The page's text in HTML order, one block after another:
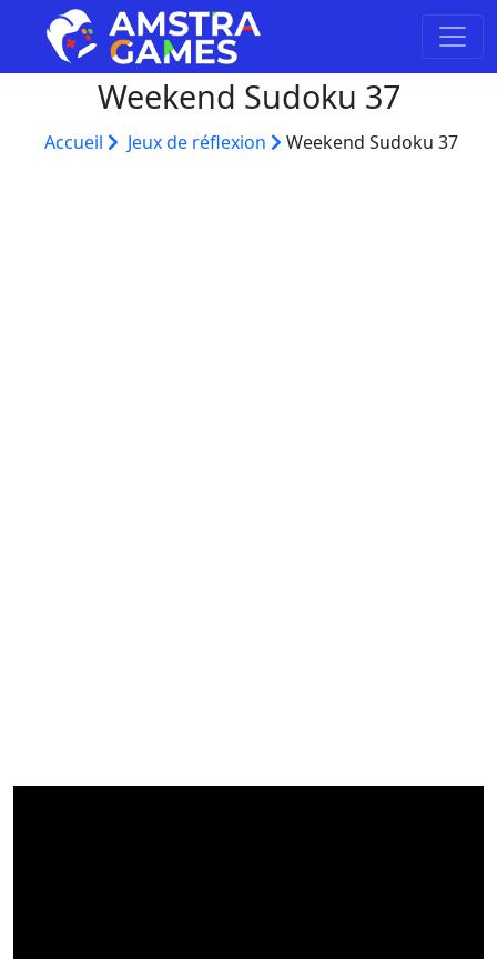
Weekend Sudoku 37
Accueil Jeux de réflexion Weekend Sudoku 37